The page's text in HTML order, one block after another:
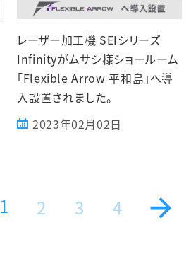
レーザー加工機 SEIシリーズ
Infinityがムサシ様ショールーム
「Flexible Arrow 平和島」へ導
入設置されました。
2023年02月02日
1 2 3 4